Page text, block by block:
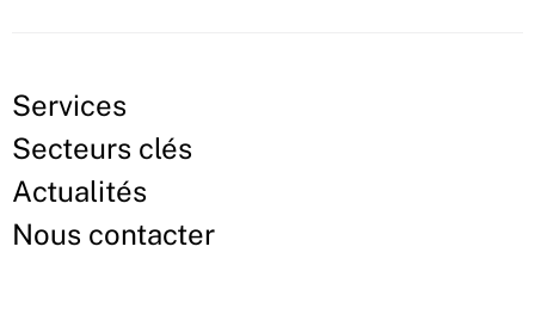
Services
Secteurs clés
Actualités
Nous contacter